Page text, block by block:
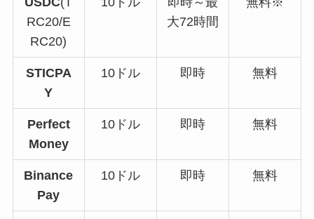
RC20/E
RC20)
大72時間
STICPA
Y
10ドル 即時 無料
Perfect
Money
10ドル 即時 無料
Binance
Pay
10ドル 即時 無料